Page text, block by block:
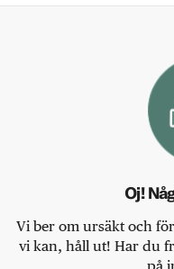
Oj!
Vi ber om ursäkt och
vi kan, håll ut! Har du